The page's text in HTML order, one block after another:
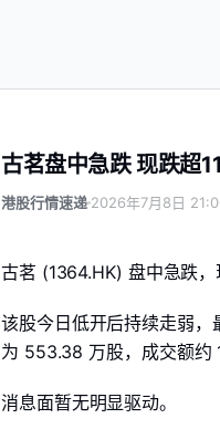
古茗盘中急跌 现跌超
港股行情速递 2026年7月8日
古茗 (1364.HK) 盘中急跌，
该股今日低开后持续走弱
为 553.38 万股，成交额约
消息面暂无明显驱动。